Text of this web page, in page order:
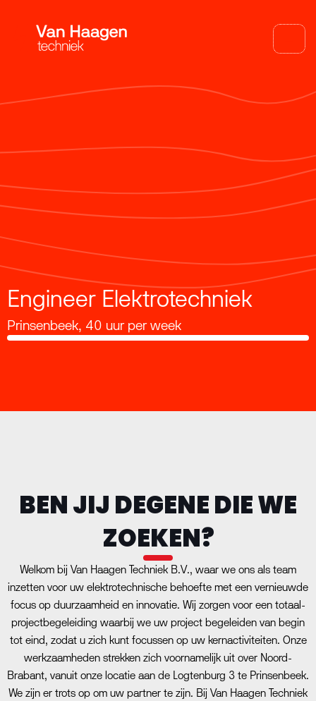
Engineer Elektrotechniek
Prinsenbeek, 40 uur per week
BEN JIJ DEGENE DIE WE
ZOEKEN?
Welkom bij Van Haagen Techniek B.V., waar we ons als team
inzetten voor uw elektrotechnische behoefte met een vernieuwde
focus op duurzaamheid en innovatie. Wij zorgen voor een totaal-
projectbegeleiding waarbij we uw project begeleiden van begin
tot eind, zodat u zich kunt focussen op uw kernactiviteiten. Onze
werkzaamheden strekken zich voornamelijk uit over Noord-
Brabant, vanuit onze locatie aan de Logtenburg 3 te Prinsenbeek.
We zijn er trots op om uw partner te zijn. Bij Van Haagen Techniek